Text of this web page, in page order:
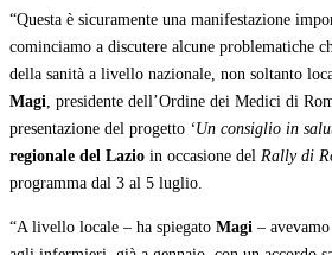
“Questa è sicuramente una manifestazione
cominciamo a discutere alcune problematiche
della sanità a livello nazionale, non soltanto
Magi, presidente dell’Ordine dei Medici di
presentazione del progetto ‘Un consiglio in
regionale del Lazio in occasione del Rally di
programma dal 3 al 5 luglio.
“A livello locale – ha spiegato Magi –